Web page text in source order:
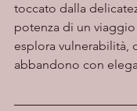
toccato dalla
potenza di un
esplora vulnerabilità,
abbandono con